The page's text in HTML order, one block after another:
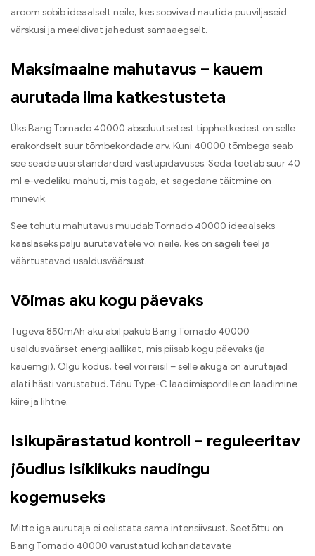
aroom sobib ideaalselt neile, kes soovivad nautida puuviljaseid
värskusi ja meeldivat jahedust samaaegselt.
Maksimaalne mahutavus – kauem
aurutada ilma katkestusteta
Üks Bang Tornado 40000 absoluutsetest tipphetkedest on selle
erakordselt suur tõmbekordade arv. Kuni 40000 tõmbega seab
see seade uusi standardeid vastupidavuses. Seda toetab suur 40
ml e-vedeliku mahuti, mis tagab, et sagedane täitmine on
minevik.
See tohutu mahutavus muudab Tornado 40000 ideaalseks
kaaslaseks palju aurutavatele või neile, kes on sageli teel ja
väärtustavad usaldusväärsust.
Võimas aku kogu päevaks
Tugeva 850mAh aku abil pakub Bang Tornado 40000
usaldusväärset energiaallikat, mis piisab kogu päevaks (ja
kauemgi). Olgu kodus, teel või reisil – selle akuga on aurutajad
alati hästi varustatud. Tänu Type-C laadimispordile on laadimine
kiire ja lihtne.
Isikupärastatud kontroll – reguleeritav
jõudlus isiklikuks naudingu
kogemuseks
Mitte iga aurutaja ei eelistata sama intensiivsust. Seetõttu on
Bang Tornado 40000 varustatud kohandatavate